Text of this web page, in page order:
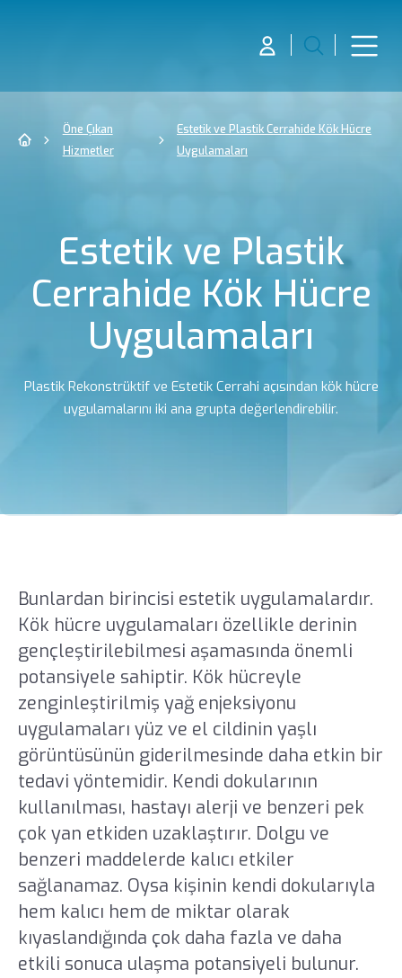
Öne Çıkan
Hizmetler
Estetik ve Plastik Cerrahide Kök Hücre
Uygulamaları
Estetik ve Plastik
Cerrahide Kök Hücre
Uygulamaları
Plastik Rekonstrüktif ve Estetik Cerrahi açısından kök hücre
uygulamalarını iki ana grupta değerlendirebilir.
Bunlardan birincisi estetik uygulamalardır.
Kök hücre uygulamaları özellikle derinin
gençleştirilebilmesi aşamasında önemli
potansiyele sahiptir. Kök hücreyle
zenginleştirilmiş yağ enjeksiyonu
uygulamaları yüz ve el cildinin yaşlı
görüntüsünün giderilmesinde daha etkin bir
tedavi yöntemidir. Kendi dokularının
kullanılması, hastayı alerji ve benzeri pek
çok yan etkiden uzaklaştırır. Dolgu ve
benzeri maddelerde kalıcı etkiler
sağlanamaz. Oysa kişinin kendi dokularıyla
hem kalıcı hem de miktar olarak
kıyaslandığında çok daha fazla ve daha
etkili sonuca ulaşma potansiyeli bulunur.